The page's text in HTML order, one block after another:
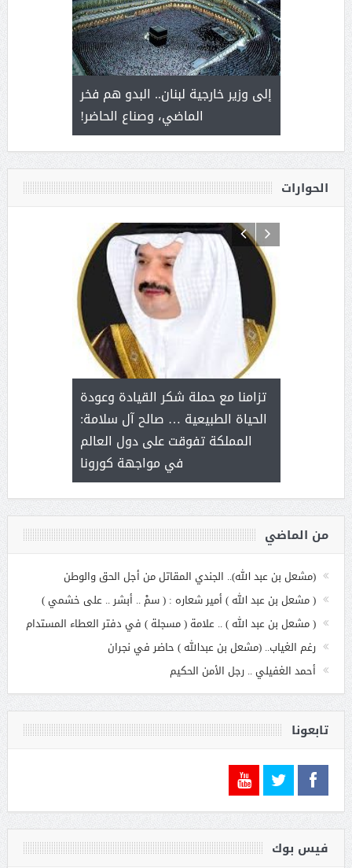
سلمان
إلى وزير خارجية لبنان.. البدو هم فخر
الماضي، وصناع الحاضر!
يحمل
من عشق
الحوارات
مع
بنت
تزامنا مع حملة شكر القيادة وعودة
الحياة الطبيعية … صالح آل سلامة:
المملكة تفوقت على دول العالم
في مواجهة كورونا
آل شرمه:
هي أساس
من الماضي
(مشعل بن عبد الله).. الجندي المقاتل من أجل الحق والوطن
( مشعل بن عبد الله ) أمير شعاره : ( سمْ .. أبشر .. على خشمي )
( مشعل بن عبد الله ) .. علامة ( مسجلة ) في دفتر العطاء المستدام
رغم الغياب.. (مشعل بن عبدالله ) حاضر في نجران
أحمد الغفيلي .. رجل الأمن الحكيم
تابعونا
فيس بوك